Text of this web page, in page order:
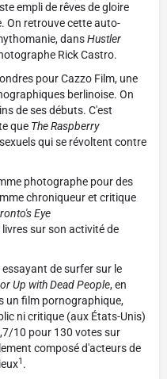
empli de rêves de gloire
On retrouve cette auto-
dansHustler
Rick Castro.
pour Cazzo Film, une
berlinoise. On
de ses débuts. C'est
que The Raspberry
qui se révoltent contre
photographe pour des
chroniqueur et critique
Eye
livres sur son activité de
essayant de surfer sur le
Up with Dead People, en
un film pornographique,
ni critique (aux États-Unis)
10 pour 130 votes sur
composé d'acteurs de
1 .